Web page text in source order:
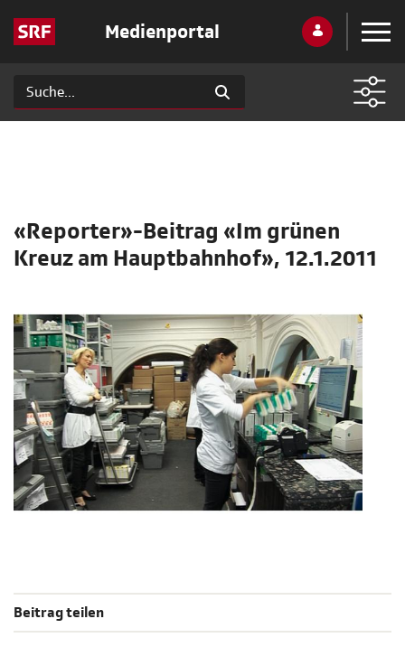
Medienportal
«Reporter»-Beitrag «Im grünen
Kreuz am Hauptbahnhof», 12.1.2011
Beitrag teilen